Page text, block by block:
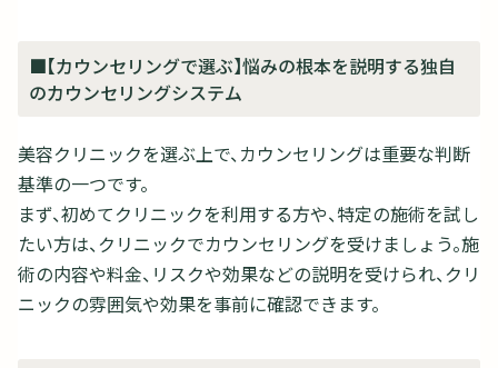
■【カウンセリングで選ぶ】悩みの根本を説明する独自
のカウンセリングシステム
美容クリニックを選ぶ上で、カウンセリングは重要な判断
基準の一つです。
まず、初めてクリニックを利用する方や、特定の施術を試し
たい方は、クリニックでカウンセリングを受けましょう。施
術の内容や料金、リスクや効果などの説明を受けられ、クリ
ニックの雰囲気や効果を事前に確認できます。